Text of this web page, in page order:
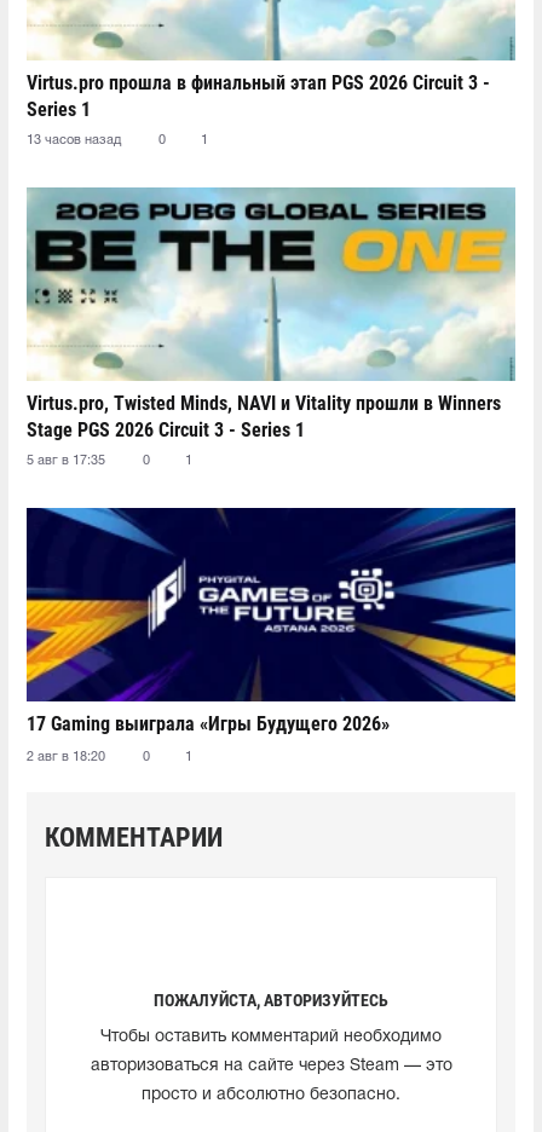
Virtus.pro прошла в финальный этап PGS 2026 Circuit 3 -
Series 1
13 часов назад 0 1
Virtus.pro, Twisted Minds, NAVI и Vitality прошли в Winners
Stage PGS 2026 Circuit 3 - Series 1
5 авг в 17:35 0 1
17 Gaming выиграла «Игры Будущего 2026»
2 авг в 18:20 0 1
КОММЕНТАРИИ
ПОЖАЛУЙСТА, АВТОРИЗУЙТЕСЬ
Чтобы оставить комментарий необходимо
авторизоваться на сайте через Steam — это
просто и абсолютно безопасно.